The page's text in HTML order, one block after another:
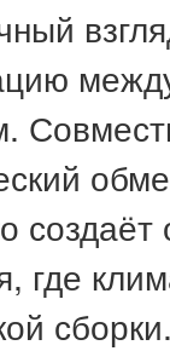
где